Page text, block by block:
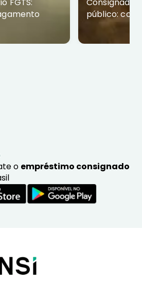
FGTS:
Consignado
público:
o empréstimo consignado